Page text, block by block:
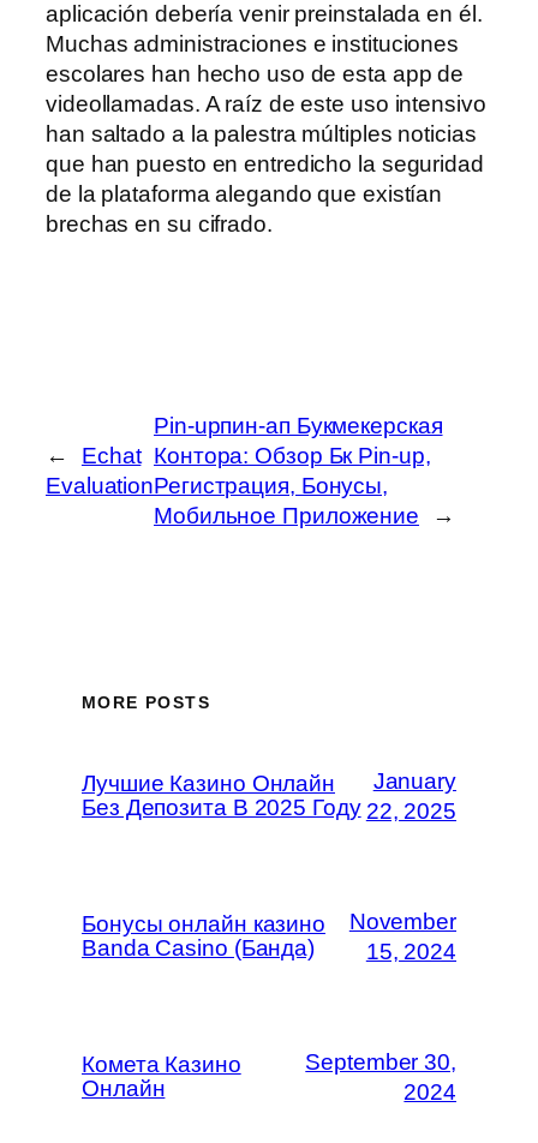
aplicación debería venir preinstalada en él.
Muchas administraciones e instituciones
escolares han hecho uso de esta app de
videollamadas. A raíz de este uso intensivo
han saltado a la palestra múltiples noticias
que han puesto en entredicho la seguridad
de la plataforma alegando que existían
brechas en su cifrado.
←
Echat
Evaluation
Pin-upпин-ап Букмекерская
Контора: Обзор Бк Pin-up,
Регистрация, Бонусы,
Мобильное Приложение
→
MORE POSTS
Лучшие Казино Онлайн
Без Депозита В 2025 Году
January
22, 2025
Бонусы онлайн казино
Banda Casino (Банда)
November
15, 2024
Комета Казино
Онлайн
September 30,
2024